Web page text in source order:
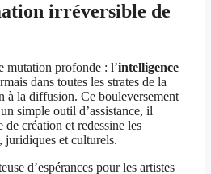
irréversible de
mutation profonde : l’intelligence
dans toutes les strates de la
à la diffusion. Ce bouleversement
simple outil d’assistance, il
création et redessine les
juridiques et culturels.
d’espérances pour les artistes